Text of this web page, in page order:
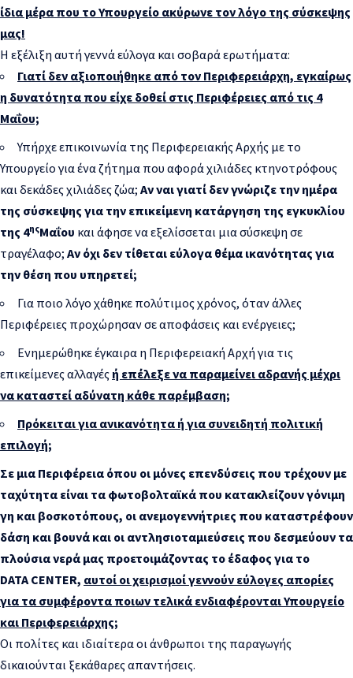
ίδια μέρα που το Υπουργείο ακύρωνε τον λόγο της σύσκεψης
μας!
Η εξέλιξη αυτή γεννά εύλογα και σοβαρά ερωτήματα:
Γιατί δεν αξιοποιήθηκε από τον Περιφερειάρχη, εγκαίρως
η δυνατότητα που είχε δοθεί στις Περιφέρειες από τις 4
Μαΐου;
Υπήρχε επικοινωνία της Περιφερειακής Αρχής με το
Υπουργείο για ένα ζήτημα που αφορά χιλιάδες κτηνοτρόφους
και δεκάδες χιλιάδες ζώα; Αν ναι γιατί δεν γνώριζε την ημέρα
της σύσκεψης για την επικείμενη κατάργηση της εγκυκλίου
της 4ηςΜαΐου και άφησε να εξελίσσεται μια σύσκεψη σε
τραγέλαφο; Αν όχι δεν τίθεται εύλογα θέμα ικανότητας για
την θέση που υπηρετεί;
Για ποιο λόγο χάθηκε πολύτιμος χρόνος, όταν άλλες
Περιφέρειες προχώρησαν σε αποφάσεις και ενέργειες;
Ενημερώθηκε έγκαιρα η Περιφερειακή Αρχή για τις
επικείμενες αλλαγέςή επέλεξε να παραμείνει αδρανής μέχρι
να καταστεί αδύνατη κάθε παρέμβαση;
Πρόκειται για ανικανότητα ή για συνειδητή πολιτική
επιλογή;
Σε μια Περιφέρεια όπου οι μόνες επενδύσεις που τρέχουν με
ταχύτητα είναι τα φωτοβολταϊκά που κατακλείζουν γόνιμη
γη και βοσκοτόπους, οι ανεμογεννήτριες που καταστρέφουν
δάση και βουνά και οι αντλησιοταμιεύσεις που δεσμεύουν τα
πλούσια νερά μας προετοιμάζοντας το έδαφος για το
DATA CENTER, αυτοί οι χειρισμοί γεννούν εύλογες απορίες
για τα συμφέροντα ποιων τελικά ενδιαφέρονται Υπουργείο
και Περιφερειάρχης;
Οι πολίτες και ιδιαίτερα οι άνθρωποι της παραγωγής
δικαιούνται ξεκάθαρες απαντήσεις.